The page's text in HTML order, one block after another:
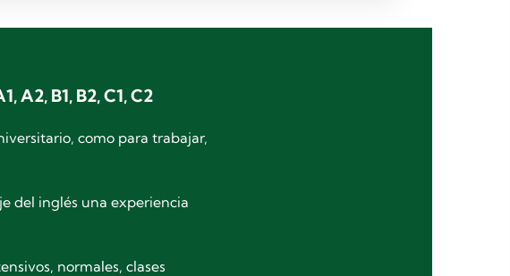
A2, B1, B2, C1, C2
como para trabajar,
del inglés una experiencia
normales, clases